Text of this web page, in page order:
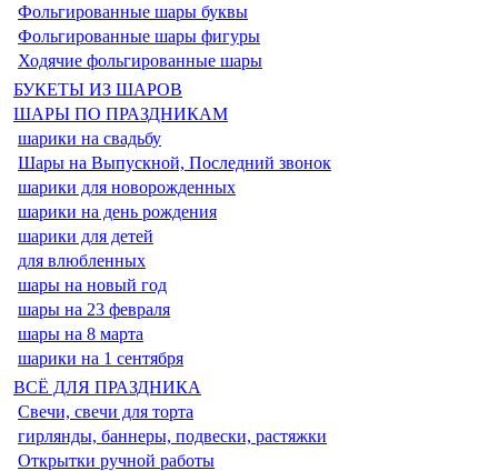
Фольгированные шары буквы
Фольгированные шары фигуры
Ходячие фольгированные шары
БУКЕТЫ ИЗ ШАРОВ
ШАРЫ ПО ПРАЗДНИКАМ
шарики на свадьбу
Шары на Выпускной, Последний звонок
шарики для новорожденных
шарики на день рождения
шарики для детей
для влюбленных
шары на новый год
шары на 23 февраля
шары на 8 марта
шарики на 1 сентября
ВСЁ ДЛЯ ПРАЗДНИКА
Свечи, свечи для торта
гирлянды, баннеры, подвески, растяжки
Открытки ручной работы